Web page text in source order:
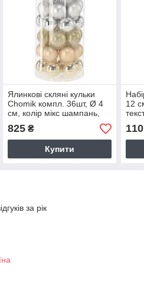
Ялинкові скляні кульки
Chomik компл. 36шт, Ø 4
см, колір мікс шампань,
срібний
825₴
Купити
12
110
за рік